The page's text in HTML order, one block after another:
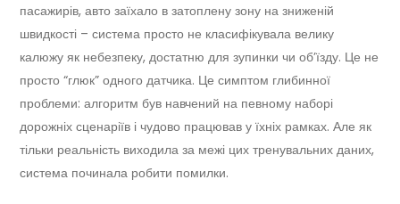
пасажирів, авто заїхало в затоплену зону на зниженій
швидкості – система просто не класифікувала велику
калюжу як небезпеку, достатню для зупинки чи об’їзду. Це не
просто “глюк” одного датчика. Це симптом глибинної
проблеми: алгоритм був навчений на певному наборі
дорожніх сценаріїв і чудово працював у їхніх рамках. Але як
тільки реальність виходила за межі цих тренувальних даних,
система починала робити помилки.